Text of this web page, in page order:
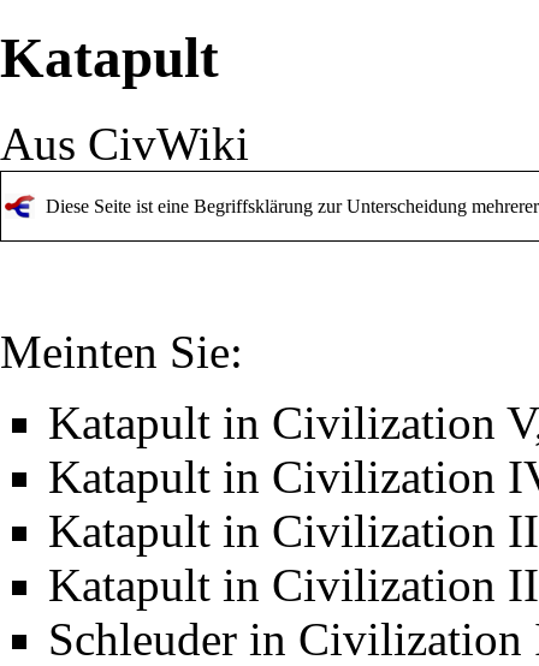
Katapult
Aus CivWiki
Diese Seite ist eine Begriffsklärung zur Unterscheidung
Meinten Sie:
Katapult in Civilization V
Katapult in Civilization
Katapult in Civilization
Katapult in Civilization II
Schleuder in Civilization